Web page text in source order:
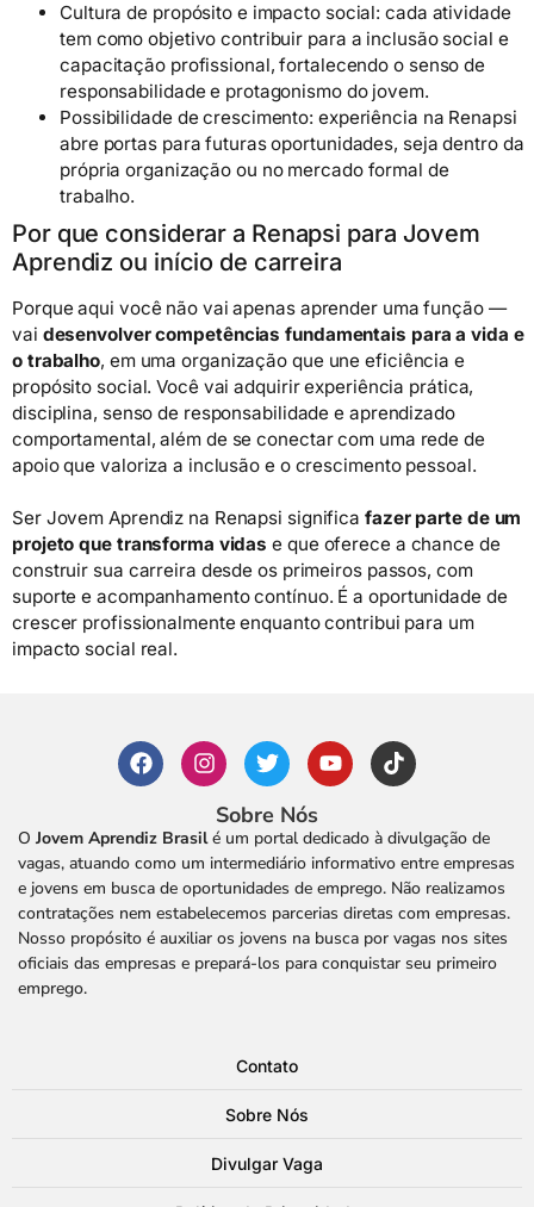
Cultura de propósito e impacto social: cada atividade
tem como objetivo contribuir para a inclusão social e
capacitação profissional, fortalecendo o senso de
responsabilidade e protagonismo do jovem.
Possibilidade de crescimento: experiência na Renapsi
abre portas para futuras oportunidades, seja dentro da
própria organização ou no mercado formal de
trabalho.
Por que considerar a Renapsi para Jovem
Aprendiz ou início de carreira
Porque aqui você não vai apenas aprender uma função —
vai desenvolver competências fundamentais para a vida e
o trabalho, em uma organização que une eficiência e
propósito social. Você vai adquirir experiência prática,
disciplina, senso de responsabilidade e aprendizado
comportamental, além de se conectar com uma rede de
apoio que valoriza a inclusão e o crescimento pessoal.
Ser Jovem Aprendiz na Renapsi significa fazer parte de um
projeto que transforma vidas e que oferece a chance de
construir sua carreira desde os primeiros passos, com
suporte e acompanhamento contínuo. É a oportunidade de
crescer profissionalmente enquanto contribui para um
impacto social real.
Sobre Nós
O Jovem Aprendiz Brasilé um portal dedicado à divulgação de
vagas, atuando como um intermediário informativo entre empresas
e jovens em busca de oportunidades de emprego. Não realizamos
contratações nem estabelecemos parcerias diretas com empresas.
Nosso propósito é auxiliar os jovens na busca por vagas nos sites
oficiais das empresas e prepará-los para conquistar seu primeiro
emprego.
Contato
Sobre Nós
Divulgar Vaga